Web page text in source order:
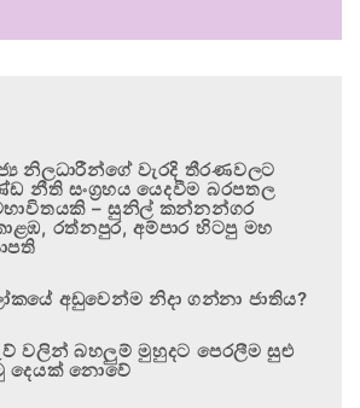
නිලධාරීන්ගේ වැරදි තීරණවලට
නීති සංග්‍රහය යෙදවීම බරපතල
– සුනිල් කන්නන්ගර
රත්නපුර, අම්පාර හිටපු මහ
අඩුවෙන්ම නිදා ගන්නා ජාතිය?
වලින් බහලුම් මුහුදට පෙරලීම සුළු
දෙයක් නොවේ